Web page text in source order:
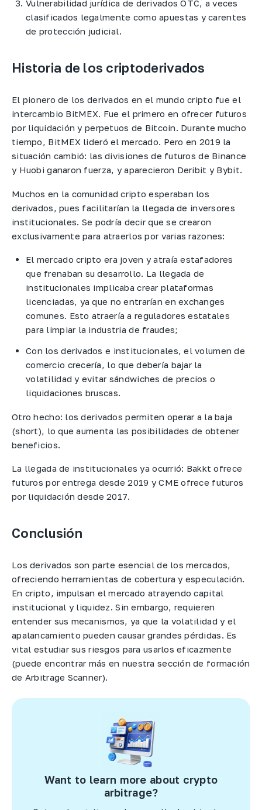
Vulnerabilidad jurídica de derivados OTC, a veces
clasificados legalmente como apuestas y carentes
de protección judicial.
Historia de los criptoderivados
El pionero de los derivados en el mundo cripto fue el
intercambio BitMEX. Fue el primero en ofrecer futuros
por liquidación y perpetuos de Bitcoin. Durante mucho
tiempo, BitMEX lideró el mercado. Pero en 2019 la
situación cambió: las divisiones de futuros de Binance
y Huobi ganaron fuerza, y aparecieron Deribit y Bybit.
Muchos en la comunidad cripto esperaban los
derivados, pues facilitarían la llegada de inversores
institucionales. Se podría decir que se crearon
exclusivamente para atraerlos por varias razones:
El mercado cripto era joven y atraía estafadores
que frenaban su desarrollo. La llegada de
institucionales implicaba crear plataformas
licenciadas, ya que no entrarían en exchanges
comunes. Esto atraería a reguladores estatales
para limpiar la industria de fraudes;
Con los derivados e institucionales, el volumen de
comercio crecería, lo que debería bajar la
volatilidad y evitar sándwiches de precios o
liquidaciones bruscas.
Otro hecho: los derivados permiten operar a la baja
(short), lo que aumenta las posibilidades de obtener
beneficios.
La llegada de institucionales ya ocurrió: Bakkt ofrece
futuros por entrega desde 2019 y CME ofrece futuros
por liquidación desde 2017.
Conclusión
Los derivados son parte esencial de los mercados,
ofreciendo herramientas de cobertura y especulación.
En cripto, impulsan el mercado atrayendo capital
institucional y liquidez. Sin embargo, requieren
entender sus mecanismos, ya que la volatilidad y el
apalancamiento pueden causar grandes pérdidas. Es
vital estudiar sus riesgos para usarlos eficazmente
(puede encontrar más en nuestra sección de formación
de Arbitrage Scanner).
Want to learn more about crypto
arbitrage?